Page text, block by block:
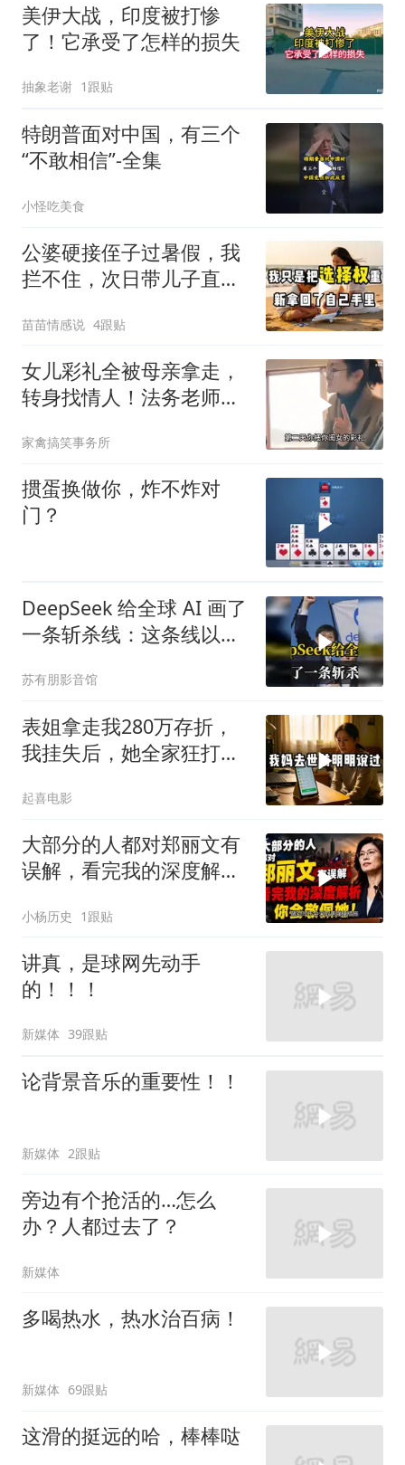
美伊大战，印度被打惨
了！它承受了怎样的损失
抽象老谢 1跟贴
特朗普面对中国，有三个
“不敢相信”-全集
小怪吃美食
公婆硬接侄子过暑假，我
拦不住，次日带儿子直飞
苗苗情感说 4跟贴
女儿彩礼全被母亲拿走，
转身找情人！法务老师硬
家禽搞笑事务所
掼蛋换做你，炸不炸对
门？
DeepSeek 给全球 AI 画了
一条斩杀线：这条线以下
苏有朋影音馆
表姐拿走我280万存折，
我挂失后，她全家狂打
起喜电影
大部分的人都对郑丽文有
误解，看完我的深度解析
小杨历史 1跟贴
讲真，是球网先动手
的！！！
新媒体 39跟贴
论背景音乐的重要性！！
新媒体 2跟贴
旁边有个抢活的…怎么
办？人都过去了？
新媒体
多喝热水，热水治百病！
新媒体 69跟贴
这滑的挺远的哈，棒棒哒